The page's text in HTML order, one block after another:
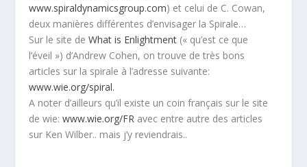
www.spiraldynamicsgroup.com) et celui de C. Cowan,
deux manières différentes d’envisager la Spirale…
Sur le site deWhat is Enlightment (« qu’est ce que
l’éveil ») d’Andrew Cohen, on trouve de très bons
articles sur la spirale à l’adresse suivante:
www.wie.org/spiral.
A noter d’ailleurs qu’il existe un coin français sur le site
de wie:www.wie.org/FR avec entre autre des articles
sur Ken Wilber.. mais j’y reviendrais..